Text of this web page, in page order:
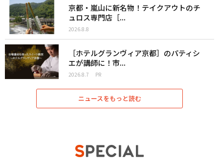
京都・嵐山に新名物！テイクアウトのチ
ュロス専門店［...
2026.8.8
［ホテルグランヴィア京都］のパティシ
エが講師に！市...
2026.8.7 PR
ニュースをもっと読む